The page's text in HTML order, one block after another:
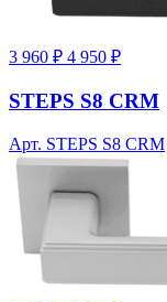
3 960 ₽ 4 950 ₽
STEPS S8 CRM
Арт. STEPS S8 CRM